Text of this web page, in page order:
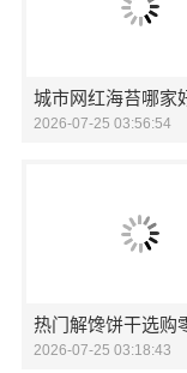
2026-07-25 03:56:54
2026-07-25 03:18:43